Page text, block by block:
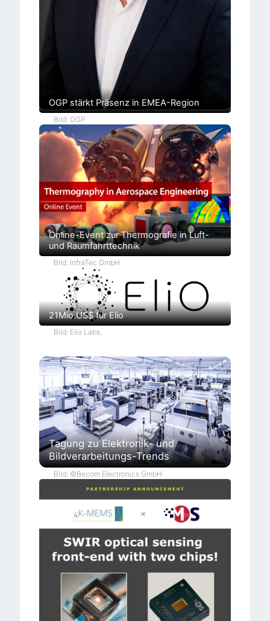
OGP stärkt Präsenz in EMEA-Region
Bild: OGP
Online-Event zur Thermografie in Luft-
und Raumfahrttechnik
Bild: InfraTec GmbH
21Mio.US$ für Elio
Bild: Elio Labs.
Tagung zu Elektronik- und
Bildverarbeitungs-Trends
Bild: ©Becom Electronics GmbH